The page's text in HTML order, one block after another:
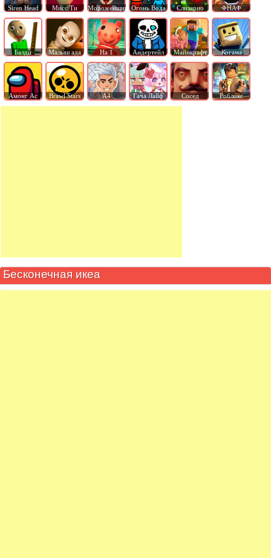
Siren Head Мисс Ти Мороженщик Огонь Вода Слизарио ФНАФ
Балди Малыш ада На 1 Андертейл Майнкрафт Когама
Амонг Ас Brawl Stars А4 Гача Лайф Сосед Роблокс
Бесконечная икеа